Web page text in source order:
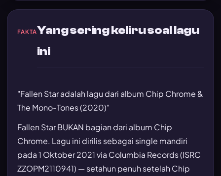
FAKTAYang sering keliru soal lagu
ini
"Fallen Star adalah lagu dari album Chip Chrome &
The Mono-Tones (2020)"
Fallen Star BUKAN bagian dari album Chip
Chrome. Lagu ini dirilis sebagai single mandiri
pada 1 Oktober 2021 via Columbia Records (ISRC
ZZOPM2110941) — setahun penuh setelah Chip